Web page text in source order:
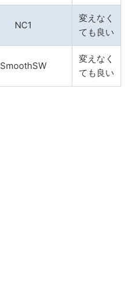
NC1
変えなく
ても良い
SmoothSW
変えなく
ても良い